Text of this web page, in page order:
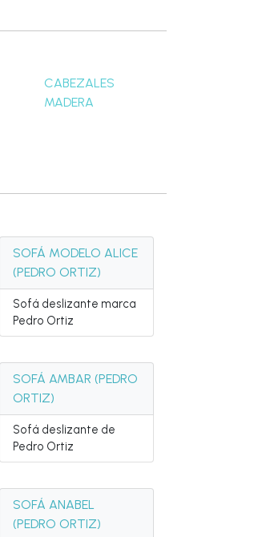
CABEZALES
MADERA
SOFÁ MODELO ALICE
(PEDRO ORTIZ)
Sofá deslizante marca
Pedro Ortiz
SOFÁ AMBAR (PEDRO
ORTIZ)
Sofá deslizante de
Pedro Ortiz
SOFÁ ANABEL
(PEDRO ORTIZ)